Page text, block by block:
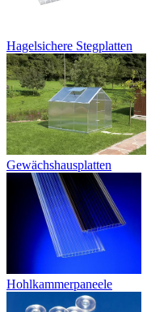
Hagelsichere Stegplatten
Gewächshausplatten
Hohlkammerpaneele